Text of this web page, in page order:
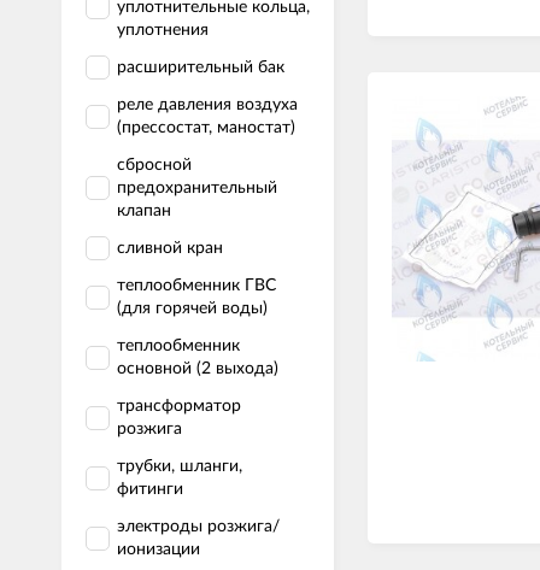
уплотнительные кольца,
уплотнения
расширительный бак
реле давления воздуха
(прессостат, маностат)
сбросной
предохранительный
клапан
сливной кран
теплообменник ГВС
(для горячей воды)
теплообменник
основной (2 выхода)
трансформатор
розжига
трубки, шланги,
фитинги
электроды розжига/
ионизации